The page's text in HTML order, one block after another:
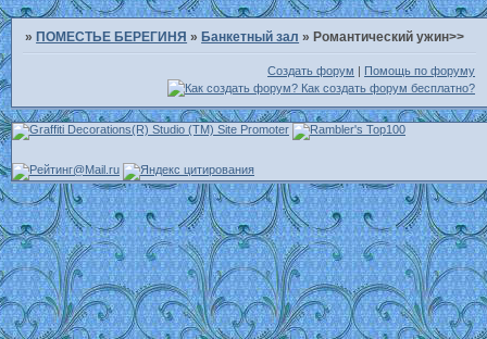
»ПОМЕСТЬЕ БЕРЕГИНЯ »Банкетный зал »Романтический ужин>>
Создать форум | Помощь по форуму